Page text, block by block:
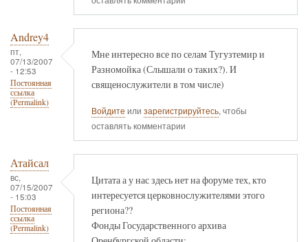
Andrey4
пт,
07/13/2007
- 12:53
Постоянная
ссылка
(Permalink)
Мне интересно все по селам Тугузтемир и
Разномойка (Слышали о таких?). И
священослужители в том числе)
Войдите или зарегистрируйтесь, чтобы
оставлять комментарии
Атайсал
вс,
07/15/2007
- 15:03
Постоянная
ссылка
(Permalink)
Цитата а у нас здесь нет на форуме тех, кто
интересуется церковнослужителями этого
региона??
Фонды Государственного архива